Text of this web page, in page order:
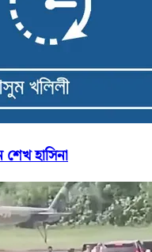
হাসিনা